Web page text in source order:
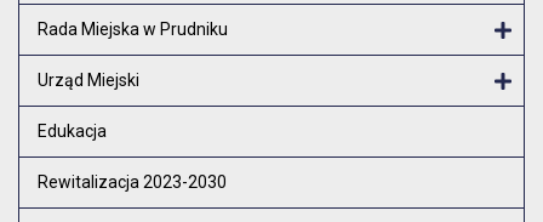
Rada Miejska w Prudniku
Urząd Miejski
Edukacja
Rewitalizacja 2023-2030